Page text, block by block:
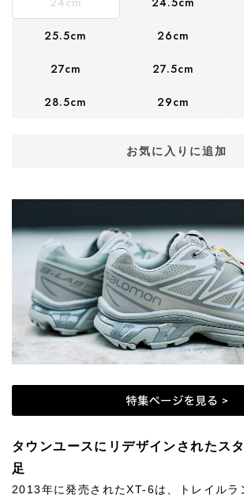
25.5cm 26cm
27cm 27.5cm
28.5cm 29cm
お気に入りに追加
タウンユースにリデザインされたス
足
2013年に発売されたXT-6は、トレイルラ